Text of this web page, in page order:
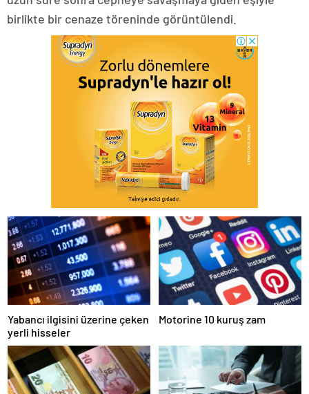
birlikte bir cenaze töreninde görüntülendi.
Yabancı ilgisini üzerine çeken
yerli hisseler
Motorine 10 kuruş zam